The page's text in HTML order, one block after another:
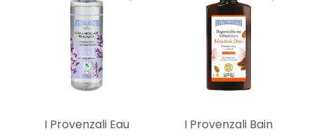
I Provenzali Eau
I Provenzali Bain